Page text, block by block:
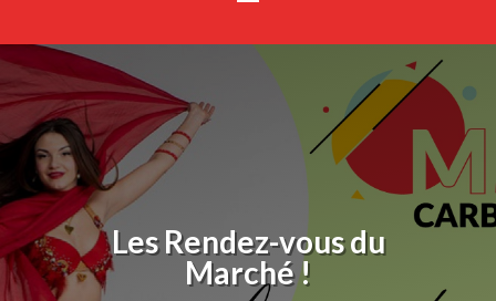
Les Rendez-vous du
Marché !